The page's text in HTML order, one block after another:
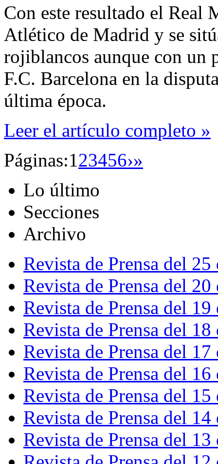
Con este resultado el Real
Atlético de Madrid y se
rojiblancos aunque con un
F.C. Barcelona en la
última época.
Leer el artículo completo »
Páginas:123456›»
Lo último
Secciones
Archivo
Revista de Prensa del
Revista de Prensa del
Revista de Prensa del
Revista de Prensa del
Revista de Prensa del
Revista de Prensa del
Revista de Prensa del
Revista de Prensa del
Revista de Prensa del